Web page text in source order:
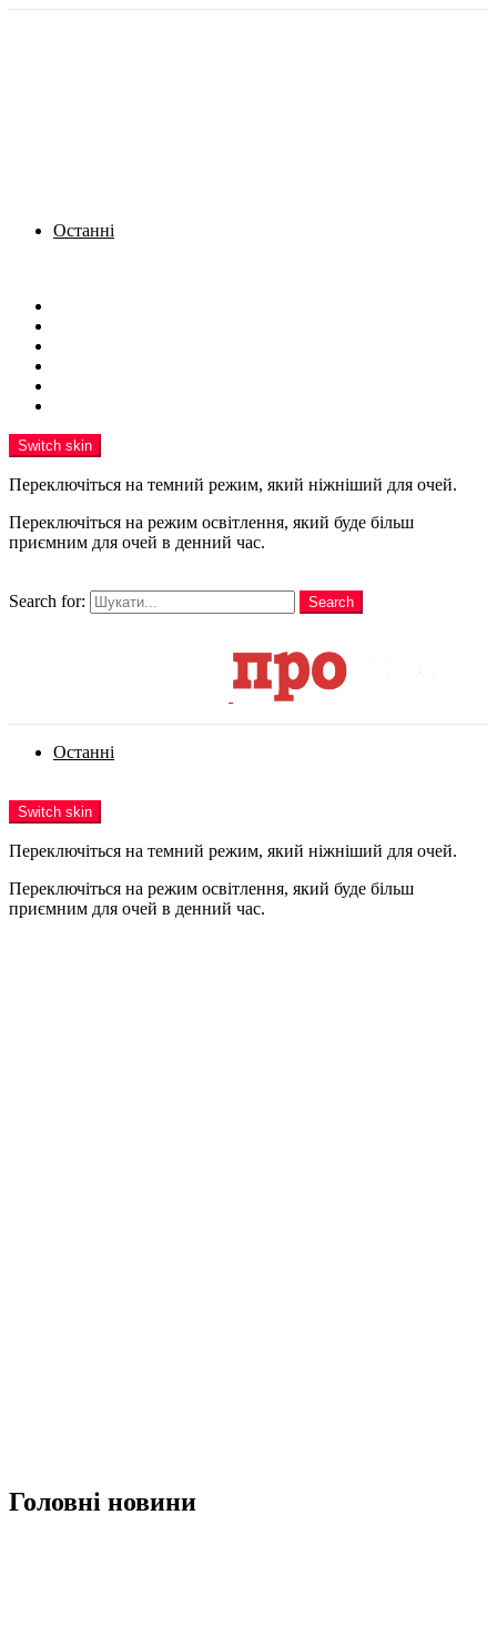
Останні
Switch skin
Переключіться на темний режим, який ніжніший для очей.
Переключіться на режим освітлення, який буде більш
приємним для очей в денний час.
Search for:
Search
Останні
Switch skin
Переключіться на темний режим, який ніжніший для очей.
Переключіться на режим освітлення, який буде більш
приємним для очей в денний час.
Головні новини